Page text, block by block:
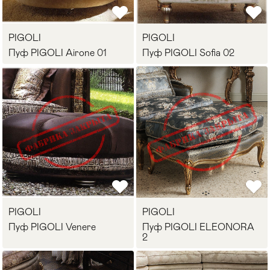
Стулья >
PIGOLI
Пуф PIGOLI Airone 01
PIGOLI
Пуф PIGOLI Sofia 02
PIGOLI
Пуф PIGOLI Venere
PIGOLI
Пуф PIGOLI ELEONORA
2